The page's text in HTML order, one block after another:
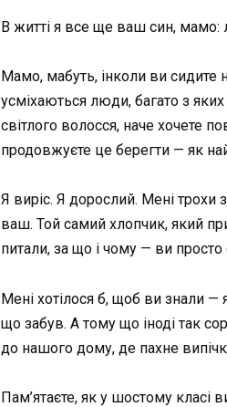
В житті я все ще ваш син, мамо:
Мамо, мабуть, інколи ви сидите
усміхаються люди, багато з
світлого волосся, наче хочете
продовжуєте це берегти — як
Я виріс. Я дорослий. Мені трохи
ваш. Той самий хлопчик, який
питали, за що і чому — ви
Мені хотілося б, щоб ви знали
що забув. А тому що іноді так
до нашого дому, де пахне
Пам’ятаєте, як у шостому класі